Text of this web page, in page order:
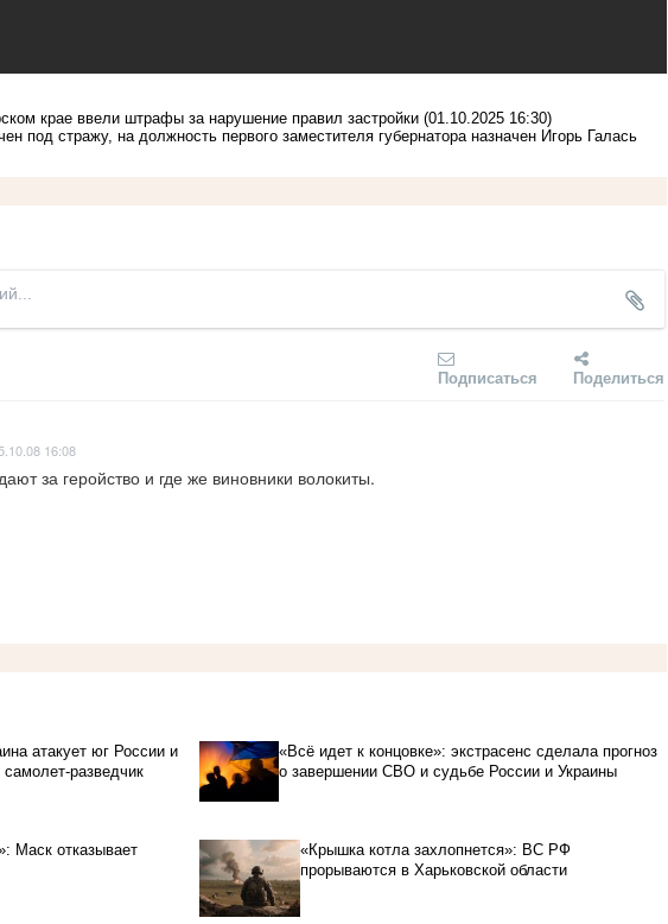
крае ввели штрафы за нарушение правил застройки (01.10.2025 16:30)
под стражу, на должность первого заместителя губернатора назначен Игорь Галась
Подписаться Поделиться
16:08
за геройство и где же виновники волокиты.
атакует юг России и
разведчик
«Всё идет к концовке»: экстрасенс сделала прогноз
о завершении СВО и судьбе России и Украины
Маск отказывает
«Крышка котла захлопнется»: ВС РФ
прорываются в Харьковской области